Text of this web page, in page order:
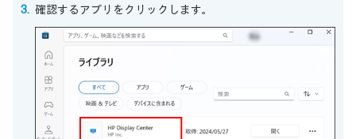
確認するアプリをクリックします。